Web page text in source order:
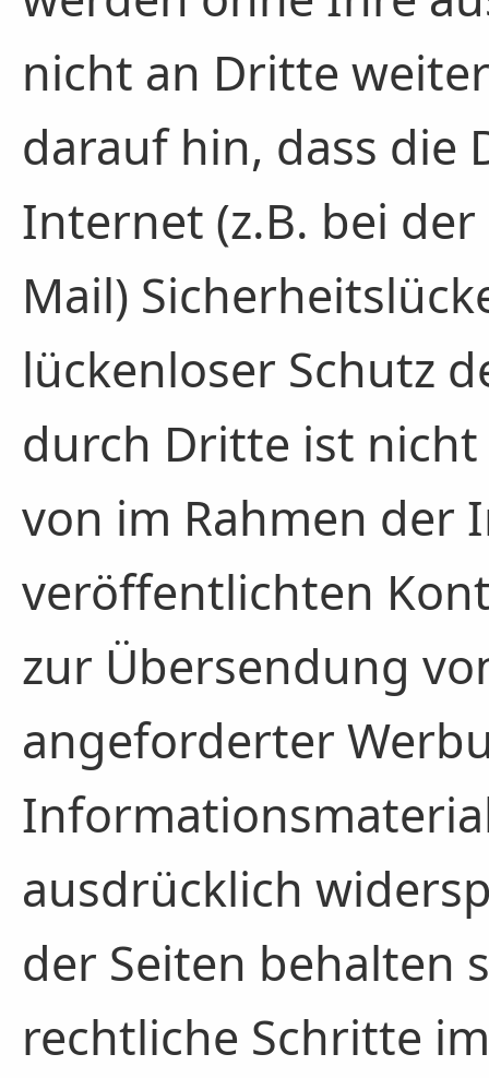
nicht an Dritte
darauf hin, dass die
Internet (z.B. bei
Mail)
lückenloser Schutz
durch Dritte ist
von im Rahmen der
veröffentlichten
zur Übersendung
angeforderter
ausdrücklich
der Seiten behalten
rechtliche Schritte